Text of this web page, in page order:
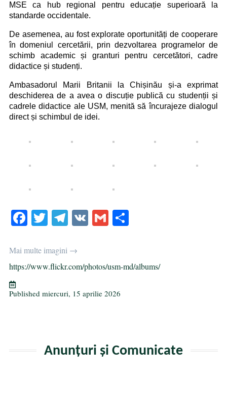
MSE ca hub regional pentru educație superioară la
standarde occidentale.
De asemenea, au fost explorate oportunități de cooperare
în domeniul cercetării, prin dezvoltarea programelor de
schimb academic și granturi pentru cercetători, cadre
didactice și studenți.
Ambasadorul Marii Britanii la Chișinău și-a exprimat
deschiderea de a avea o discuție publică cu studenții și
cadrele didactice ale USM, menită să încurajeze dialogul
direct și schimbul de idei.
Facebook
TwitterTelegram
VKGmail
Mai multe imagini →
https://www.flickr.com/photos/usm-md/albums/
Published miercuri, 15 aprilie 2026
Anunțuri și Comunicate